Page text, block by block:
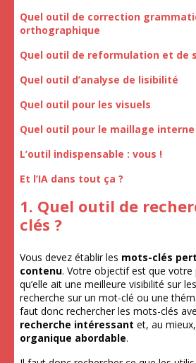
Quel outil de correction
orthographique
Quel outil de reformulation et de
Quel outil d’analyse de lisibilité
Quel outil pour les visuels
Quel outil pour le maillage interne
L’outil indispensable : vous !
Et l’IA dans tout ça ?
1. Quel outil de
clés ?
Vous devez établir les mots-clés
contenu. Votre objectif est que votre
qu’elle ait une meilleure visibilité sur
recherche sur un mot-clé ou une
faut donc rechercher les mots-clés
recherche intéressant et, au
organique abordable.